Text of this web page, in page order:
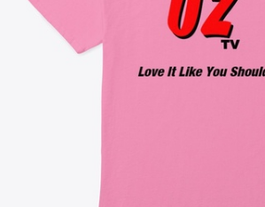
Verkoop overal
US$ 28,99